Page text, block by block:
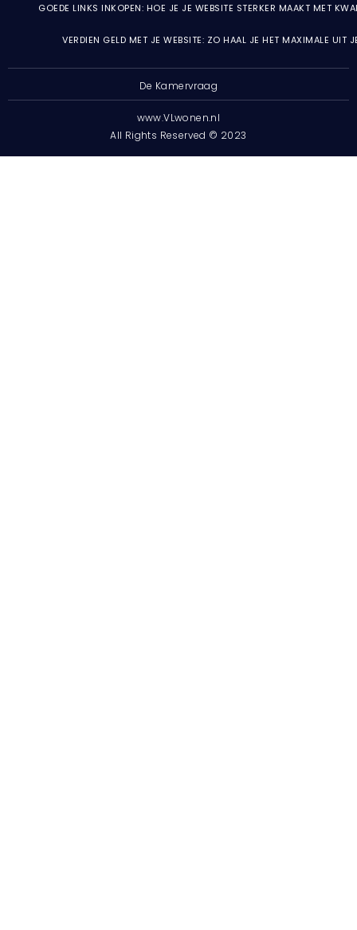
GOEDE LINKS INKOPEN: HOE JE JE WEBSITE STERKER MAAKT MET
VERDIEN GELD MET JE WEBSITE: ZO HAAL JE HET MAXIMALE UIT
De Kamervraag
www.VLwonen.nl
All Rights Reserved © 2023